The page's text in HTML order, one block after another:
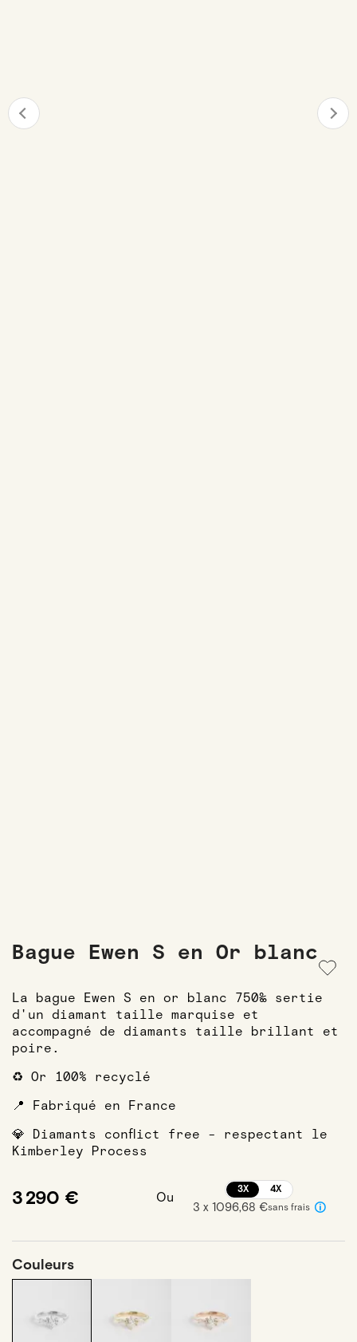
Bague Ewen S en Or blanc
La bague Ewen S en or blanc 750‰ sertie
d'un diamant taille marquise et
accompagné de diamants taille brillant et
poire.
♻️ Or 100% recyclé
📍 Fabriqué en France
💎 Diamants conflict free - respectant le
Kimberley Process
3 290 € Ou
3X 4X
3 x 1096,68 €sans frais
Couleurs